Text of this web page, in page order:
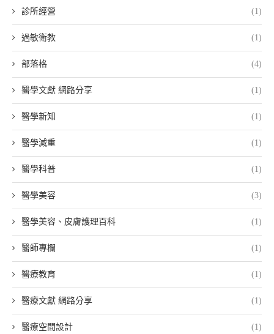
診所經營 (1)
過敏衛教 (1)
部落格 (4)
醫學文獻 網路分享 (1)
醫學新知 (1)
醫學減重 (1)
醫學科普 (1)
醫學美容 (3)
醫學美容、皮膚護理百科 (1)
醫師專欄 (1)
醫療教育 (1)
醫療文獻 網路分享 (1)
醫療空間設計 (1)